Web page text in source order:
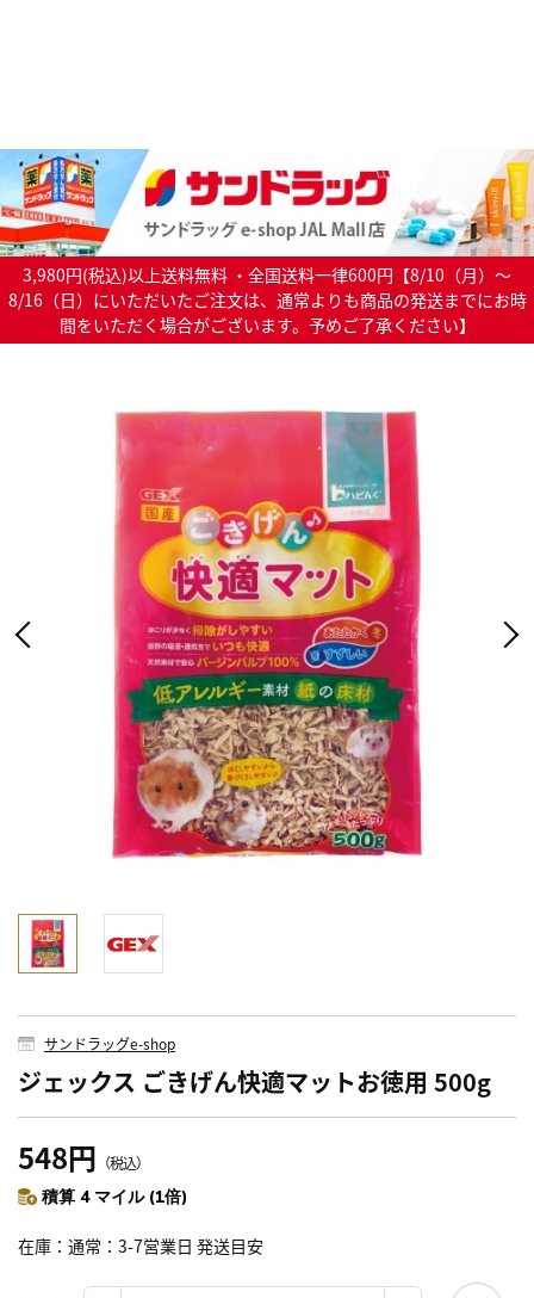
3,980円(税込)以上送料無料 ・全国送料一律600円【8/10（月）～
8/16（日）にいただいたご注文は、通常よりも商品の発送までにお時
間をいただく場合がございます。予めご了承ください】
サンドラッグe-shop
ジェックス ごきげん快適マットお徳用 500g
548円 （税込）
積算 4 マイル (1倍)
在庫 通常：3-7営業日 発送目安